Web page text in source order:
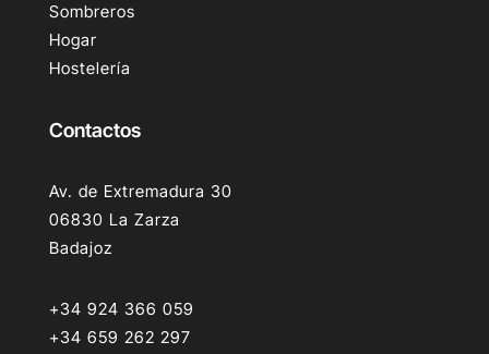
Sombreros
Hogar
Hostelería
Contactos
Av. de Extremadura 30
06830 La Zarza
Badajoz
+34 924 366 059
+34 659 262 297